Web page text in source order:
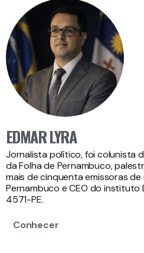
EDMAR LYRA
Jornalista político, foi colunista
da Folha de Pernambuco,
mais de cinquenta emissoras
Pernambuco e CEO do instituto
4571-PE.
Conhecer